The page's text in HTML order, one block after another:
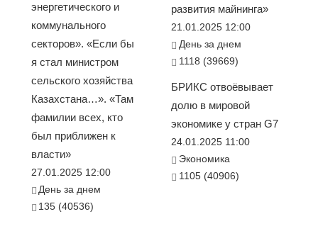
энергетического и
коммунального
секторов». «Если бы
я стал министром
сельского хозяйства
Казахстана…». «Там
фамилии всех, кто
был приближен к
власти»
27.01.2025 12:00
День за днем
135 (40536)
развития майнинга»
21.01.2025 12:00
День за днем
1118 (39669)
БРИКС отвоёвывает
долю в мировой
экономике у стран G7
24.01.2025 11:00
Экономика
1105 (40906)